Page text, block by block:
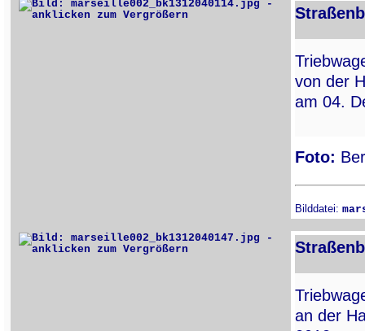
von der
am 04.
Foto:
Bilddatei:
an der